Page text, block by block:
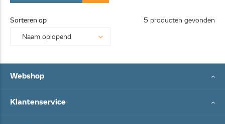
Sorteren op 5 producten gevonden
Webshop
Klantenservice